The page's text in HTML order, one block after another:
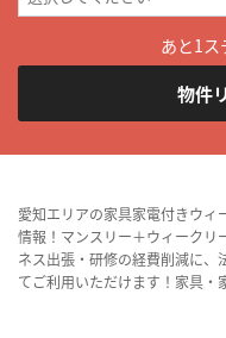
あと1ス
物件
愛知エリアの家具家電付きウィ
情報！マンスリー＋ウィークリ
ネス出張・研修の経費削減に、
てご利用いただけます！家具・